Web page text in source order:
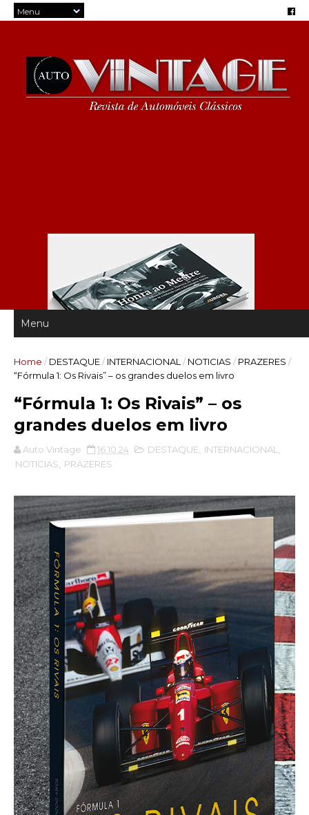
Home / DESTAQUE/ INTERNACIONAL / NOTICIAS / PRAZERES /
“Fórmula 1: Os Rivais” – os grandes duelos em livro
“Fórmula 1: Os Rivais” – os
grandes duelos em livro
Auto Vintage 16.10.24 DESTAQUE INTERNACIONAL
NOTICIAS
PRAZERES